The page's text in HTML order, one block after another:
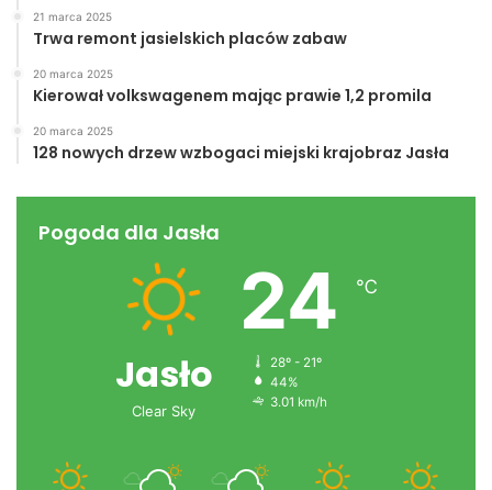
21 marca 2025
Trwa remont jasielskich placów zabaw
20 marca 2025
Kierował volkswagenem mając prawie 1,2 promila
20 marca 2025
128 nowych drzew wzbogaci miejski krajobraz Jasła
Pogoda dla Jasła
Jasło
Clear Sky
24 ℃
28º - 21º
44%
3.01 km/h